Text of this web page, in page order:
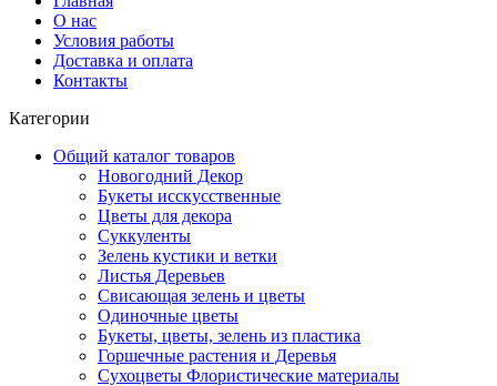
О нас
Условия работы
Доставка и оплата
Контакты
Категории
Общий каталог товаров
Новогодний Декор
Букеты исскусственные
Цветы для декора
Суккуленты
Зелень кустики и ветки
Листья Деревьев
Свисающая зелень и цветы
Одиночные цветы
Букеты, цветы, зелень из пластика
Горшечные растения и Деревья
Сухоцветы Флористические материалы